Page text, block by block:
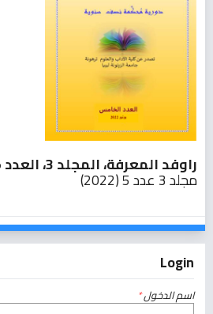
راوفد المعرفة، المجلد 3، العدد 5، 2022
مجلد 3 عدد 5 (2022)
Login
اسم الدخول*